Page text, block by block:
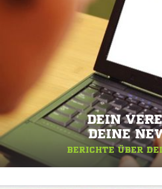
DEIN
DEINE
BERICHTE ÜBER